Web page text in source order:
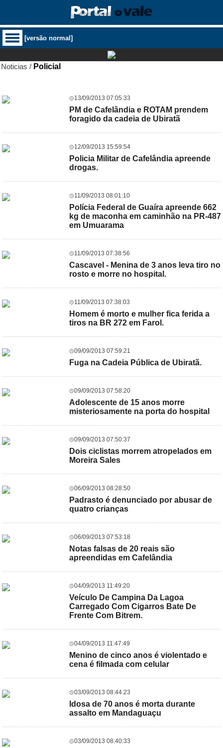
[versão normal]
Noticias / Policial
13/09/2013 07:05:33
PM de Cafelândia e ROTAM prendem
foragido da cadeia de Ubiratã
12/09/2013 15:59:54
Policia Militar de Cafelândia apreende
drogas.
11/09/2013 08:01:10
Polícia Federal de Guaíra apreende 662
kg de maconha em caminhão na PR-487
em Umuarama
11/09/2013 07:38:56
Cascavel - Menina de 3 anos leva tiro no
rosto e morre no hospital.
11/09/2013 07:38:03
Homem é morto e mulher fica ferida a
tiros na BR 272 em Farol.
09/09/2013 07:59:21
Fuga na Cadeia Pública de Ubiratã.
09/09/2013 07:58:20
Adolescente de 15 anos morre
misteriosamente na porta do hospital
09/09/2013 07:50:37
Dois ciclistas morrem atropelados em
Moreira Sales
06/09/2013 08:28:50
Padrasto é denunciado por abusar de
quatro crianças
06/09/2013 07:53:18
Notas falsas de 20 reais são
apreendidas em Cafelândia
04/09/2013 11:49:20
Veículo De Campina Da Lagoa
Carregado Com Cigarros Bate De
Frente Com Bitrem.
04/09/2013 11:47:49
Menino de cinco anos é violentado e
cena é filmada com celular
03/09/2013 08:44:23
Idosa de 70 anos é morta durante
assalto em Mandaguaçu
03/09/2013 08:40:33